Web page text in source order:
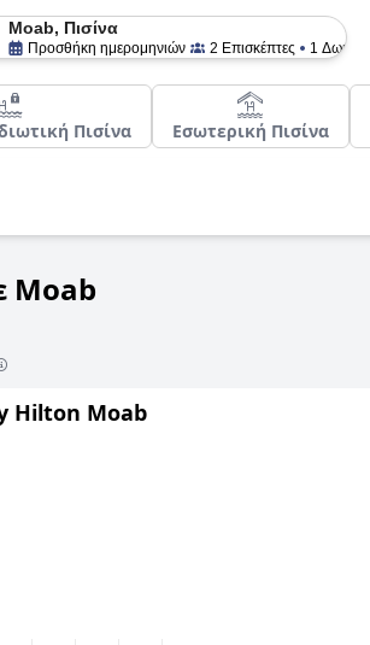
Moab, Πισίνα
Προσθήκη ημερομηνιών 2 Επισκέπτες 1 Δωμάτιο
Πισίνα Εσωτερική Πισίνα
Moab
Hilton Moab